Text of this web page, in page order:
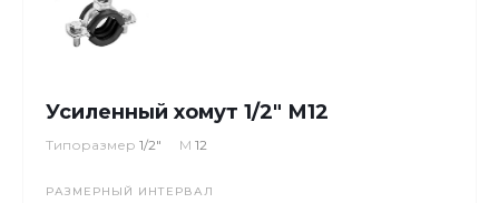
Усиленный хомут 1/2" М12
Типоразмер 1/2" М 12
РАЗМЕРНЫЙ ИНТЕРВАЛ